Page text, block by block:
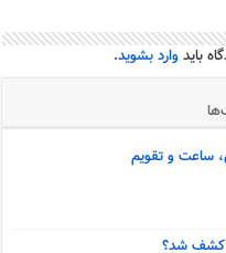
بایدوارد بشوید.
ساعت و تقویم
کشف شد؟